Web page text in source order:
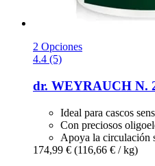
2 Opciones
4.4 (5)
dr. WEYRAUCH N.
Ideal para cascos
Con preciosos
Apoya la circulación
174,99 € (116,66 € / kg)